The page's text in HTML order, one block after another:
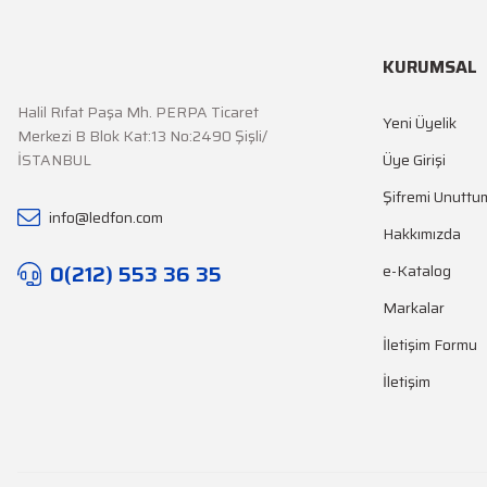
Halil Rıfat Paşa Mh. PERPA Ticaret
Merkezi B Blok Kat:13 No:2490 Şişli/
İSTANBUL
info@ledfon.com
0(212) 553 36 35
KURUMSAL
Yeni Üyelik
Üye Girişi
Şifremi
Hakkımızda
e-Katalog
Markalar
İletişim Formu
İletişim